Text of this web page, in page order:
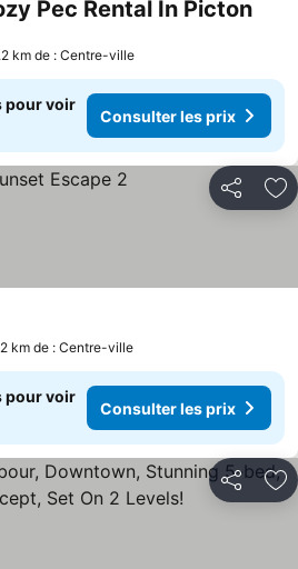
Pec Rental In Picton
km de : Centre-ville
pour voir
Consulter les prix
Partager
km de : Centre-ville
pour voir
Consulter les prix
Partager